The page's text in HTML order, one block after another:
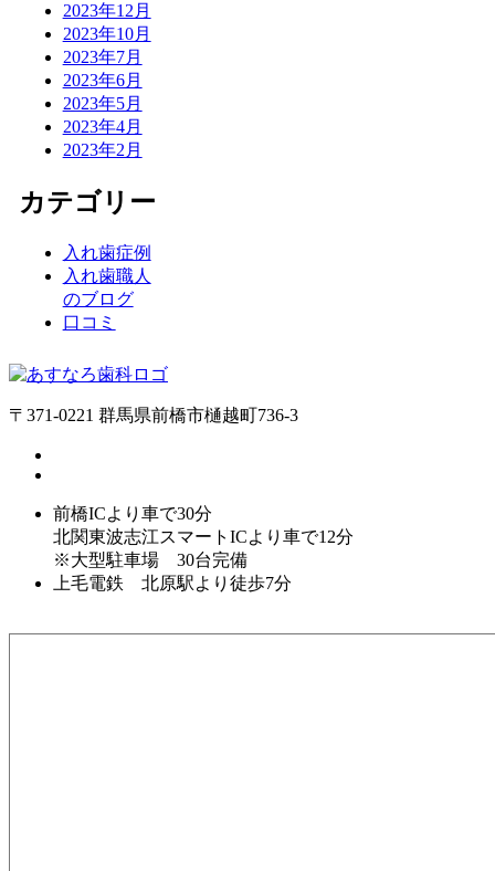
2023年12月
2023年10月
2023年7月
2023年6月
2023年5月
2023年4月
2023年2月
カテゴリー
入れ歯症例
入れ歯職人
のブログ
口コミ
〒371-0221 群馬県前橋市樋越町736-3
前橋ICより車で30分
北関東波志江スマートICより車で12分
※大型駐車場 30台完備
上毛電鉄 北原駅より徒歩7分